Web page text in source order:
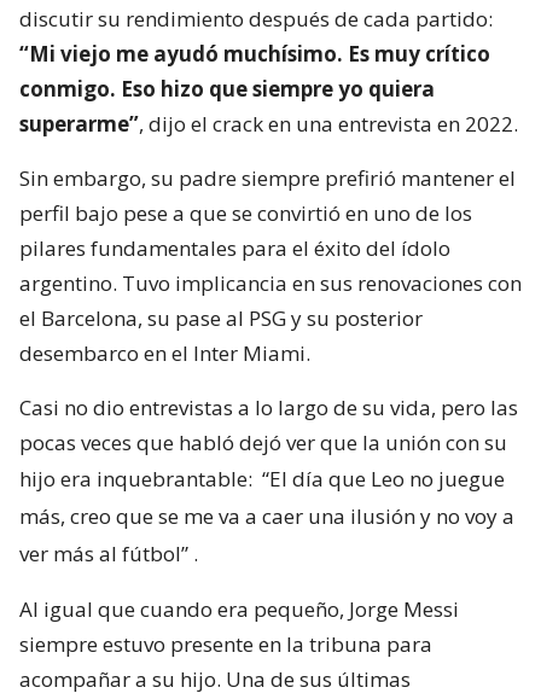
discutir su rendimiento después de cada partido:
“Mi viejo me ayudó muchísimo. Es muy crítico
conmigo. Eso hizo que siempre yo quiera
superarme”, dijo el crack en una entrevista en 2022.
Sin embargo, su padre siempre prefirió mantener el
perfil bajo pese a que se convirtió en uno de los
pilares fundamentales para el éxito del ídolo
argentino. Tuvo implicancia en sus renovaciones con
el Barcelona, su pase al PSG y su posterior
desembarco en el Inter Miami.
Casi no dio entrevistas a lo largo de su vida, pero las
pocas veces que habló dejó ver que la unión con su
hijo era inquebrantable: “El día que Leo no juegue
más, creo que se me va a caer una ilusión y no voy a
ver más al fútbol” .
Al igual que cuando era pequeño, Jorge Messi
siempre estuvo presente en la tribuna para
acompañar a su hijo. Una de sus últimas